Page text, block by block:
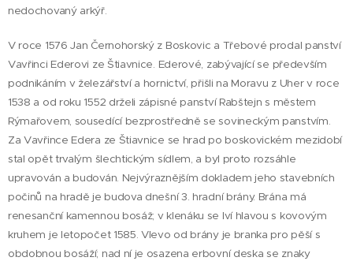
nedochovaný arkýř.
V roce 1576 Jan Černohorský z Boskovic a Třebové prodal panství
Vavřinci Ederovi ze Štiavnice. Ederové, zabývající se především
podnikáním v železářství a hornictví, přišli na Moravu z Uher v roce
1538 a od roku 1552 drželi zápisné panství Rabštejn s městem
Rýmařovem, sousedící bezprostředně se sovineckým panstvím.
Za Vavřince Edera ze Štiavnice se hrad po boskovickém mezidobí
stal opět trvalým šlechtickým sídlem, a byl proto rozsáhle
upravován a budován. Nejvýraznějším dokladem jeho stavebních
počinů na hradě je budova dnešní 3. hradní brány. Brána má
renesanční kamennou bosáž; v klenáku se lví hlavou s kovovým
kruhem je letopočet 1585. Vlevo od brány je branka pro pěší s
obdobnou bosáží; nad ní je osazena erbovní deska se znaky